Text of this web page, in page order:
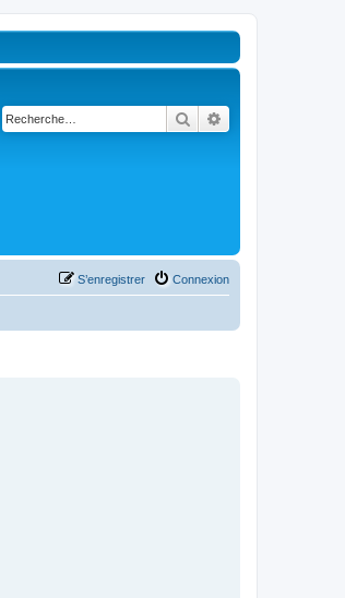
Rechercher
Connexion
S’enregistrer